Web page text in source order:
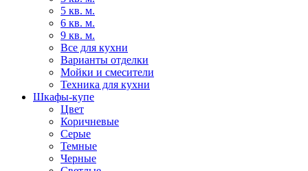
5 кв. м.
6 кв. м.
9 кв. м.
Все для кухни
Варианты отделки
Мойки и смесители
Техника для кухни
Шкафы-купе
Цвет
Коричневые
Серые
Темные
Черные